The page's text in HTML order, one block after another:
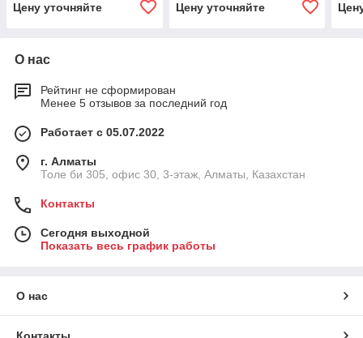
Цену уточняйте
Цену уточняйте
О нас
Рейтинг не сформирован
Менее 5 отзывов за последний год
Работает с 05.07.2022
г. Алматы
Толе би 305, офис 30, 3-этаж, Алматы, Казахстан
Контакты
Сегодня выходной
Показать весь график работы
О нас